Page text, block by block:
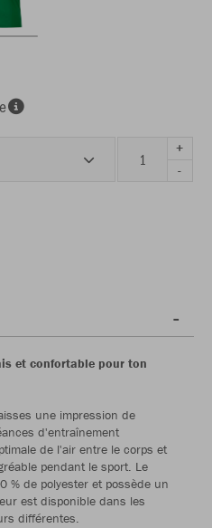
+
-
et confortable pour ton
une impression de
d'entraînement
de l'air entre le corps et
pendant le sport. Le
% de polyester et possède un
est disponible dans les
différentes.